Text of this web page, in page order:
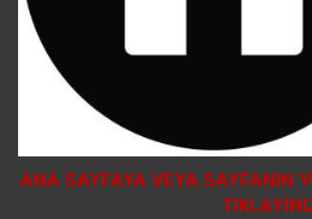
ANA SAYFAYA VEYA SAYFANIN